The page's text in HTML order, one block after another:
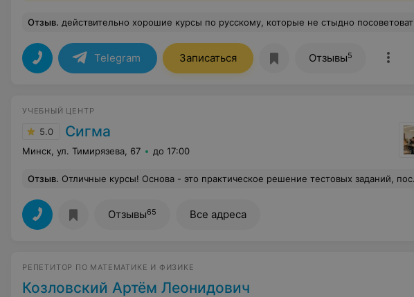
Отзыв. действительно хорошие курсы по русскому, которые не стыдно посоветовать. не душно, не скучно, но вся нужная информация даётся. объясняют отлично, всё понятно и на простых примерах. отзывчивая поддержка, замечательный преподаватель. очень полезный конспект, Профит действительно есть. если вы думаете, где лучше подготовиться к экзамену – это самый крутой вариант. начинала с РТ1 на 58 баллов, а на ЦТ вышла сотка! до сих пор не верю
Telegram Записаться Отзывы5
УЧЕБНЫЙ ЦЕНТР
5.0 Сигма
Минск, ул. Тимирязева, 67 до 17:00
Отзыв. Отличные курсы! Основа - это практическое решение тестовых заданий, после которых объясняется теория. Хочу поблагодарить Ингу Филипповну за готовность оказать помощь по предмету в любое время.
Отзывы65 Все адреса
РЕПЕТИТОР ПО МАТЕМАТИКЕ И ФИЗИКЕ
Козловский Артём Леонидович